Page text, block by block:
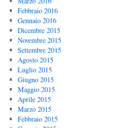
Febbraio 2016
Gennaio 2016
Dicembre 2015
Novembre 2015
Settembre 2015
Agosto 2015
Luglio 2015
Giugno 2015
Maggio 2015
Aprile 2015
Marzo 2015
Febbraio 2015